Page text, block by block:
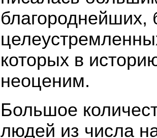
благороднейших,
которых в
неоценим.
Большое
людей из числа